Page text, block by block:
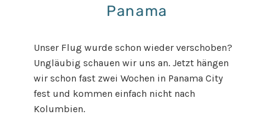
Panama
Unser Flug wurde schon wieder verschoben?
Ungläubig schauen wir uns an. Jetzt hängen
wir schon fast zwei Wochen in Panama City
fest und kommen einfach nicht nach
Kolumbien.